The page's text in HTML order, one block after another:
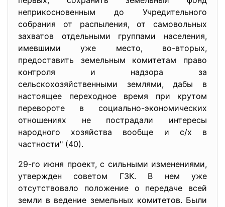
неприкосновенным до Учредительного
собрания от распыления, от самовольных
захватов отдельными группами населения,
имевшими уже место, во-вторых,
предоставить земельным комитетам право
контроля и надзора за
сельскохозяйственными землями, дабы в
настоящее переходное время при крутом
перевороте в социально-экономических
отношениях не пострадали интересы
народного хозяйства вообще и с/х в
частности" (40).
29-го июня проект, с сильными изменениями,
утвержден советом ГЗК. В нем уже
отсутствовало положение о передаче всей
земли в ведение земельных комитетов. Были